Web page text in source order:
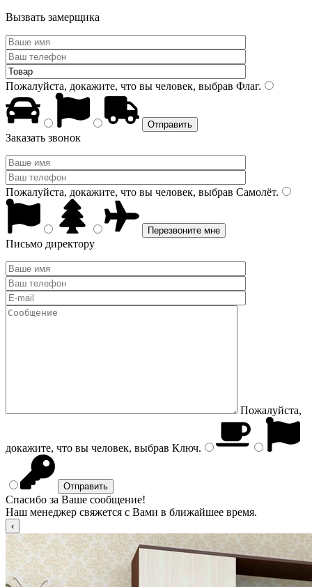
Вызвать замерщика
Пожалуйста, докажите, что вы человек, выбрав Флаг.
Заказать звонок
Пожалуйста, докажите, что вы человек, выбрав Самолёт.
Письмо директору
Пожалуйста,
докажите, что вы человек, выбрав Ключ.
Спасибо за Ваше сообщение!
Наш менеджер свяжется с Вами в ближайшее время.